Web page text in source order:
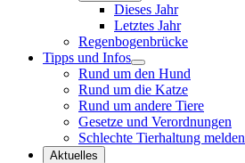
Dieses Jahr
Letztes Jahr
Regenbogenbrücke
Tipps und Infos
Rund um den Hund
Rund um die Katze
Rund um andere Tiere
Gesetze und Verordnungen
Schlechte Tierhaltung melden
Aktuelles